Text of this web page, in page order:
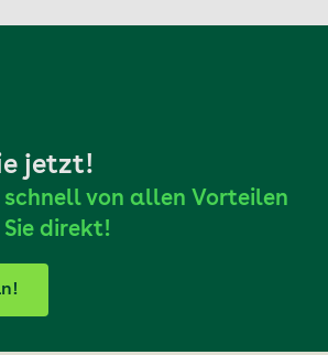
jetzt!
schnell von allen Vorteilen
direkt!